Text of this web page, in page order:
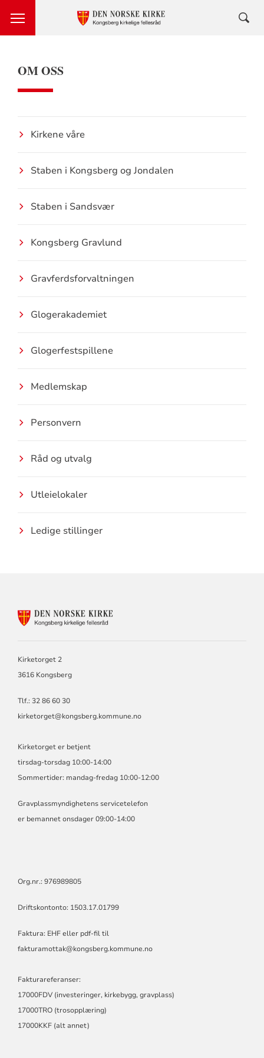
OM OSS
Kirkene våre
Staben i Kongsberg og Jondalen
Staben i Sandsvær
Kongsberg Gravlund
Gravferdsforvaltningen
Glogerakademiet
Glogerfestspillene
Medlemskap
Personvern
Råd og utvalg
Utleielokaler
Ledige stillinger
Kirketorget 2
3616 Kongsberg
Tlf.: 32 86 60 30
kirketorget@kongsberg.kommune.no
Kirketorget er betjent
tirsdag-torsdag 10:00-14:00
Sommertider: mandag-fredag 10:00-12:00
Gravplassmyndighetens servicetelefon
er bemannet onsdager 09:00-14:00
Org.nr.: 976989805
Driftskontonto: 1503.17.01799
Faktura: EHF eller pdf-fil til
fakturamottak@kongsberg.kommune.no
Fakturareferanser:
17000FDV (investeringer, kirkebygg, gravplass)
17000TRO (trosopplæring)
17000KKF (alt annet)